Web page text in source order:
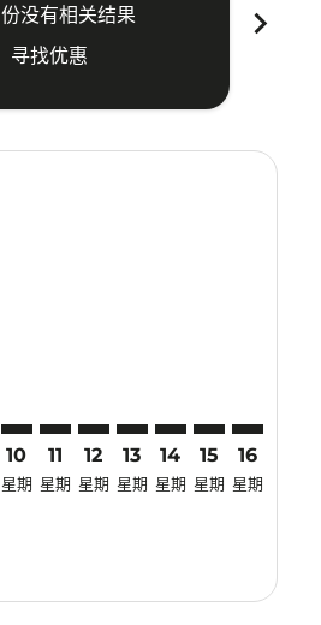
没有相关结果
寻找优惠
chevron_right
10
星期
11
星期
12
星期
13
星期
14
星期
15
星期
16
星期